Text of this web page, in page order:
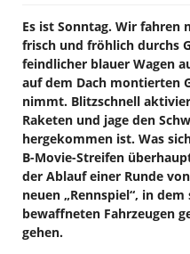
Es ist Sonntag. Wir
frisch und fröhlich durchs
feindlicher blauer Wagen
auf dem Dach montierten
nimmt. Blitzschnell
Raketen und jage den
hergekommen ist. Was
B-Movie-Streifen
der Ablauf einer Runde von
neuen „Rennspiel“, in
bewaffneten Fahrzeugen
gehen.